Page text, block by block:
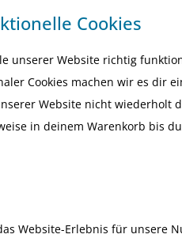
Cookies
unserer Website richtig
Cookies machen wir es dir
Website nicht wiederholt
in deinem Warenkorb bis
Website-Erlebnis für unsere